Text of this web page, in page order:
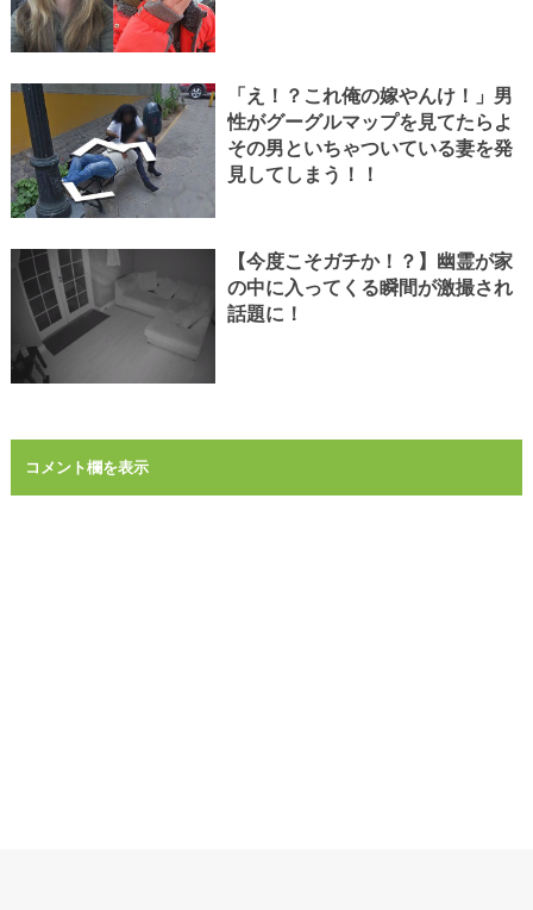
「え！？これ俺の嫁やんけ！」男
性がグーグルマップを見てたらよ
その男といちゃついている妻を発
見してしまう！！
【今度こそガチか！？】幽霊が家
の中に入ってくる瞬間が激撮され
話題に！
コメント欄を表示